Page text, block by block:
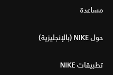
مساعدة
حول NIKE (بالإنجليزية)
تطبيقات NIKE